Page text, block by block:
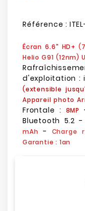
Référence :
Écran 6.6" HD+
Helio G91 (12nm)
d'exploitation :
(extensible
Appareil photo
Frontale :
8MP
Bluetooth 5.2
mAh - Charge
Garantie : 1an